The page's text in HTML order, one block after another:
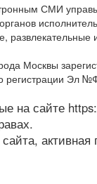
СМИ
Москвы
регистрации Эл
на сайте
активная